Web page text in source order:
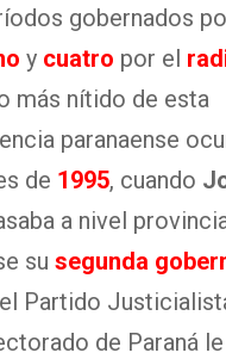
gobernados
y cuatro por el
más nítido de esta
paranaense
de 1995, cuando
a nivel
su segunda
Partido
de Paraná